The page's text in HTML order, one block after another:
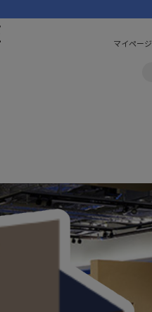
キャディバッグ
バッグ/ポーチ
クラブケース
ウェア/アパレル
CABINZERO
マイページ